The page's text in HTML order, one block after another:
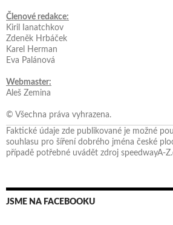
Členové redakce:
Kiril Ianatchkov
Zdeněk Hrbáček
Karel Herman
Eva Palánová
Webmaster:
Aleš Zemina
© Všechna práva vyhrazena.
Faktické údaje zde publikované je možné
souhlasu pro šíření dobrého jména české
případě potřebné uvádět zdroj speedwayA-
JSME NA FACEBOOKU